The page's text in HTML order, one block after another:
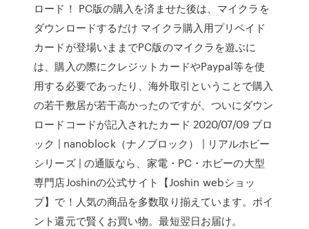
ロード！ PC版の購入を済ませた後は、マイクラを
ダウンロードするだけ マイクラ購入用プリペイド
カードが登場いままでPC版のマイクラを遊ぶに
は、購入の際にクレジットカードやPaypal等を使
用する必要であったり、海外取引ということで購入
の若干敷居が若干高かったのですが、ついにダウン
ロードコードが記入されたカード 2020/07/09 ブロ
ック | nanoblock（ナノブロック） | リアルホビー
シリーズ | の通販なら、家電・PC・ホビーの大型
専門店Joshinの公式サイト【Joshin webショッ
プ】で！人気の商品を多数取り揃えています。ポイ
ント還元で賢くお買い物。最短翌日お届け。